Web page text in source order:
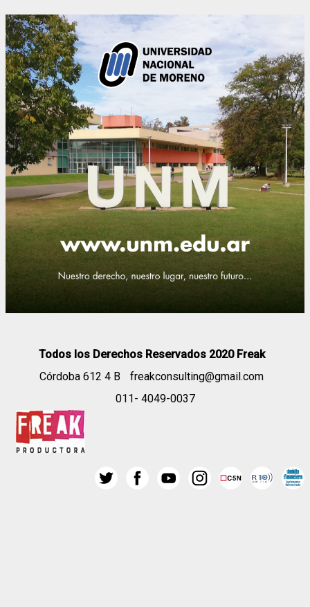
Todos los Derechos Reservados 2020 Freak
Córdoba 612 4 B
freakconsulting@gmail.com
011- 4049-0037